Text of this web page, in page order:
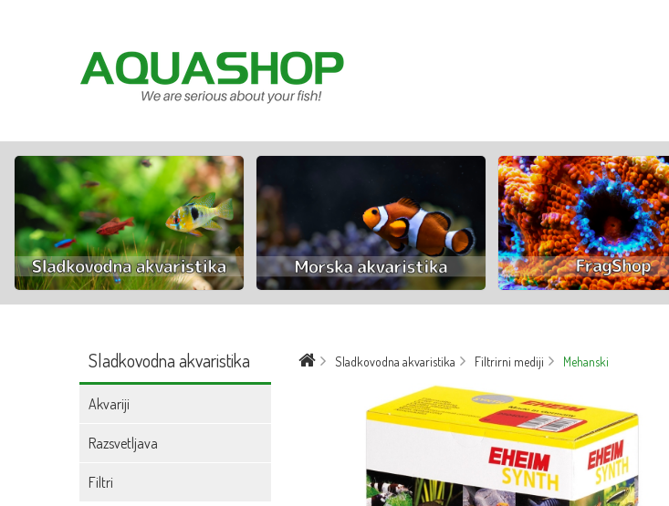
Sladkovodna akvaristika
Akvariji
Razsvetljava
Filtri
Sladkovodna akvaristika Filtrirni mediji Mehanski